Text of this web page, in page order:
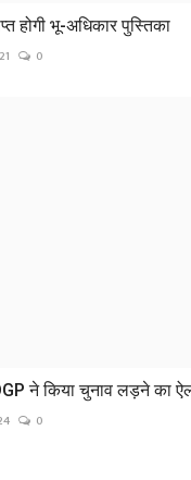
होगी भू-अधिकार पुस्तिका
0
ने किया चुनाव लड़ने का
0